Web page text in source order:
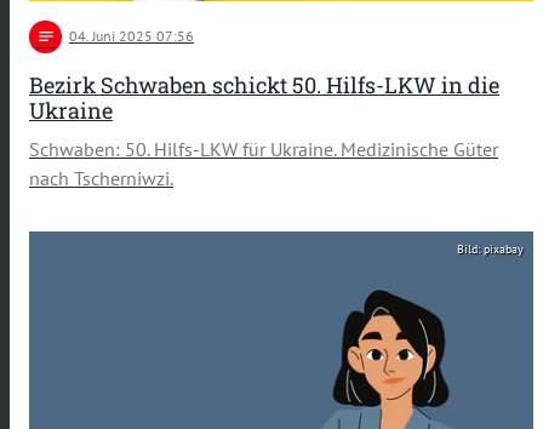
notes 04. Juni 2025 07:56
Bezirk Schwaben schickt 50. Hilfs-LKW in die
Ukraine
Schwaben: 50. Hilfs-LKW für Ukraine. Medizinische Güter
nach Tscherniwzi.
Bild: pixabay